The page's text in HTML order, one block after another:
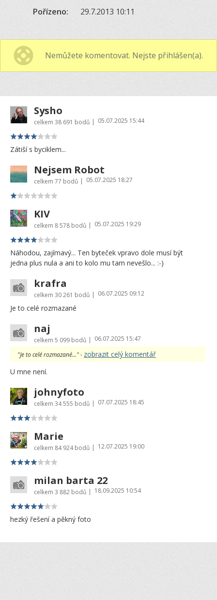
Pořízeno:
29.7.2013 10:11
Nemůžete komentovat. Nejste přihlášen(a).
Sysho
celkem 38 691 bodů | 05.07.2025 15:44
Zátiší s byciklem...
Nejsem Robot
celkem 77 bodů | 05.07.2025 18:27
KIV
celkem 8 578 bodů | 05.07.2025 19:29
Náhodou, zajímavý... Ten byteček vpravo dole musí být
jedna plus nula a ani to kolo mu tam nevešlo... :-)
krafra
celkem 30 261 bodů | 06.07.2025 09:12
Je to celé rozmazané
naj
celkem 5 099 bodů | 06.07.2025 15:47
"Je to celé rozmazané..." - zobrazit celý komentář
U mne není.
johnyfoto
celkem 34 555 bodů | 07.07.2025 18:45
Marie
celkem 84 924 bodů | 12.07.2025 19:00
milan barta 22
celkem 3 882 bodů | 18.09.2025 10:54
hezký řešení a pěkný foto